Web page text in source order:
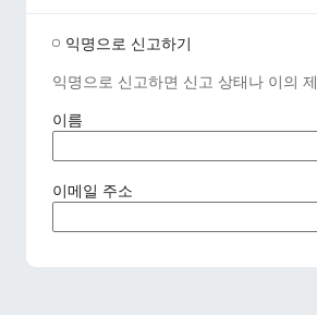
익명으로 신고하기
익명으로 신고하면 신고 상태나 이의
이름
수
사
)
이메일 주소
수